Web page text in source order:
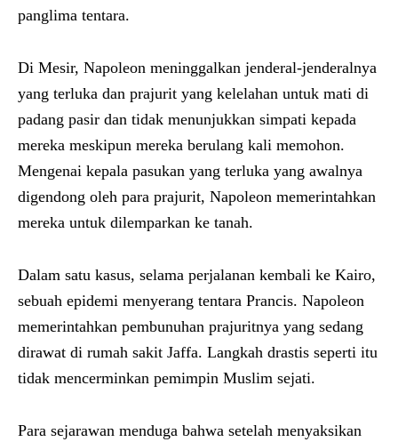
panglima tentara.
Di Mesir, Napoleon meninggalkan jenderal-jenderalnya
yang terluka dan prajurit yang kelelahan untuk mati di
padang pasir dan tidak menunjukkan simpati kepada
mereka meskipun mereka berulang kali memohon.
Mengenai kepala pasukan yang terluka yang awalnya
digendong oleh para prajurit, Napoleon memerintahkan
mereka untuk dilemparkan ke tanah.
Dalam satu kasus, selama perjalanan kembali ke Kairo,
sebuah epidemi menyerang tentara Prancis. Napoleon
memerintahkan pembunuhan prajuritnya yang sedang
dirawat di rumah sakit Jaffa. Langkah drastis seperti itu
tidak mencerminkan pemimpin Muslim sejati.
Para sejarawan menduga bahwa setelah menyaksikan